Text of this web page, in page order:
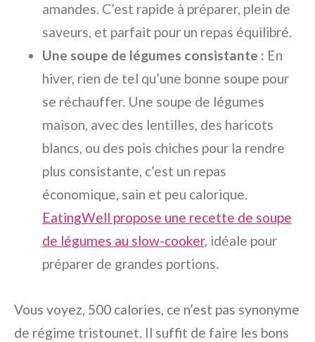
amandes. C’est rapide à préparer, plein de
saveurs, et parfait pour un repas équilibré.
Une soupe de légumes consistante : En
hiver, rien de tel qu’une bonne soupe pour
se réchauffer. Une soupe de légumes
maison, avec des lentilles, des haricots
blancs, ou des pois chiches pour la rendre
plus consistante, c’est un repas
économique, sain et peu calorique.
EatingWell propose une recette de soupe
de légumes au slow-cooker, idéale pour
préparer de grandes portions.
Vous voyez, 500 calories, ce n’est pas synonyme
de régime tristounet. Il suffit de faire les bons